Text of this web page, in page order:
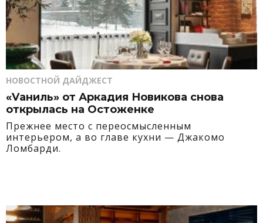
НОВОСТНОЙ ДАЙДЖЕСТ
«Vаниль» от Аркадия Новикова снова
открылась на Остоженке
Прежнее место с переосмысленным
интерьером, а во главе кухни — Джакомо
Ломбарди.